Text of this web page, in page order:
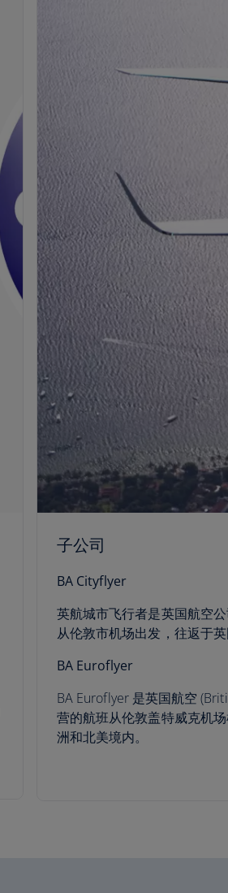
子公司
BA Cityflyer
英航城市飞行者是英国航空
从伦敦市机场出发，往返于
BA Euroflyer
BA Euroflyer 是英国航空
营的航班从伦敦盖特威克机
洲和北美境内。